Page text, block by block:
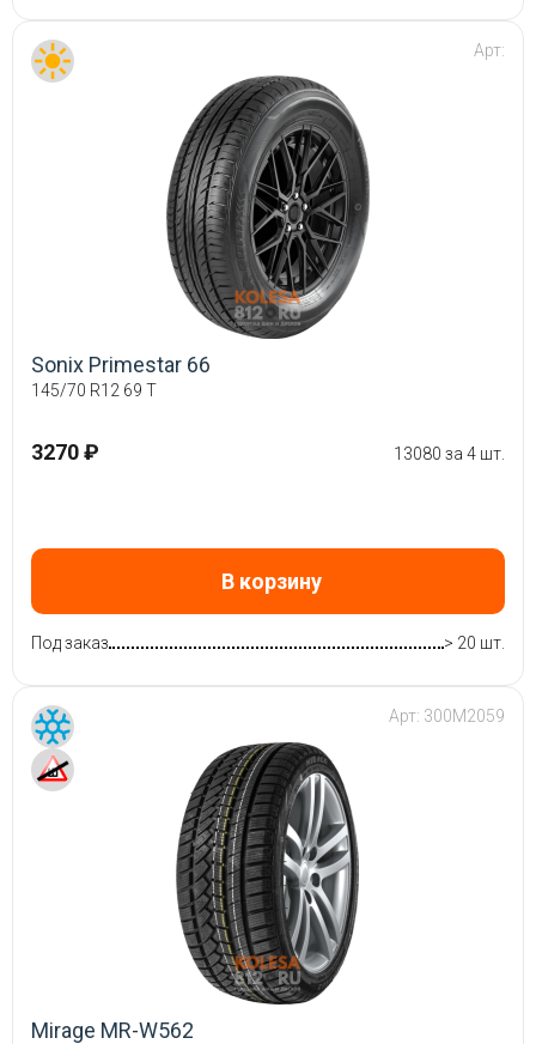
Арт:
Sonix Primestar 66
145/70 R12 69 T
3270 ₽ 13080 за 4 шт.
В корзину
Под заказ > 20 шт.
Арт: 300M2059
Mirage MR-W562